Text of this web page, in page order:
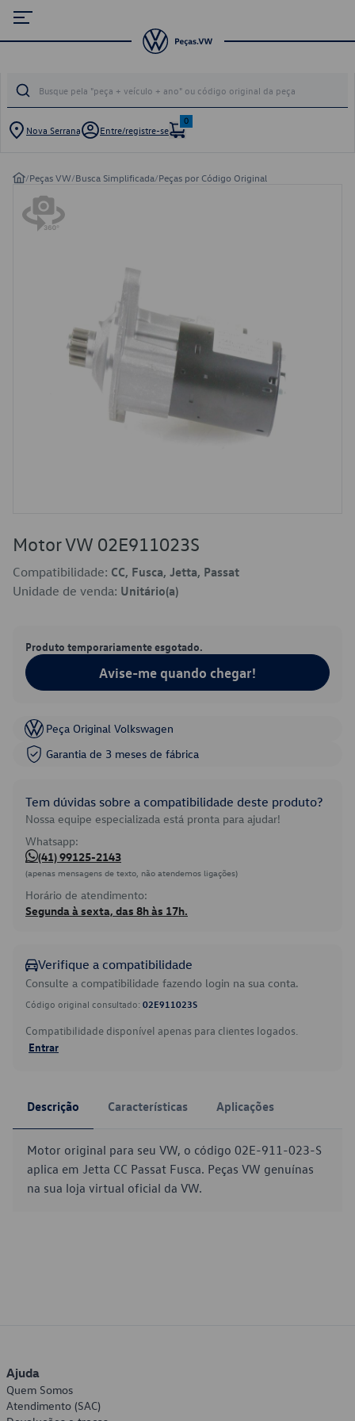
Nova Serrana Entre/registre-se
0
/Peças VW/Busca Simplificada/Peças por Código Original
Motor VW 02E911023S
Compatibilidade: CC, Fusca, Jetta, Passat
Unidade de venda: Unitário(a)
Produto temporariamente esgotado.
Avise-me quando chegar!
Peça Original Volkswagen
Garantia de 3 meses de fábrica
Tem dúvidas sobre a compatibilidade deste produto?
Nossa equipe especializada está pronta para ajudar!
Whatsapp:
(41) 99125-2143
(apenas mensagens de texto, não atendemos ligações)
Horário de atendimento:
Segunda à sexta, das 8h às 17h.
Verifique a compatibilidade
Consulte a compatibilidade fazendo login na sua conta.
Código original consultado: 02E911023S
Compatibilidade disponível apenas para clientes logados.
Entrar
Descrição Características Aplicações
Motor original para seu VW, o código 02E-911-023-S
aplica em Jetta CC Passat Fusca. Peças VW genuínas
na sua loja virtual oficial da VW.
Ajuda
Quem Somos
Atendimento (SAC)